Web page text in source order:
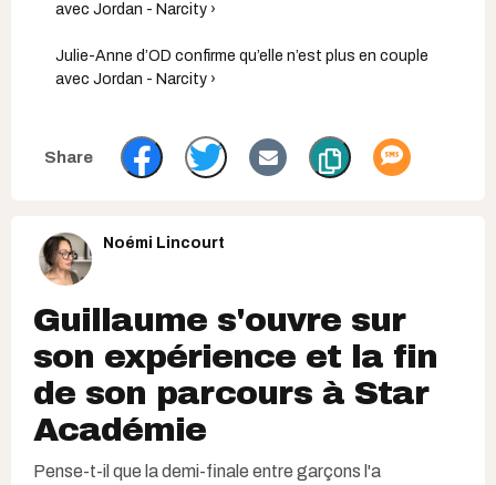
avec Jordan - Narcity ›
Julie-Anne d’OD confirme qu’elle n’est plus en couple
avec Jordan - Narcity ›
Noémi Lincourt
Guillaume s'ouvre sur
son expérience et la fin
de son parcours à Star
Académie
Pense-t-il que la demi-finale entre garçons l'a